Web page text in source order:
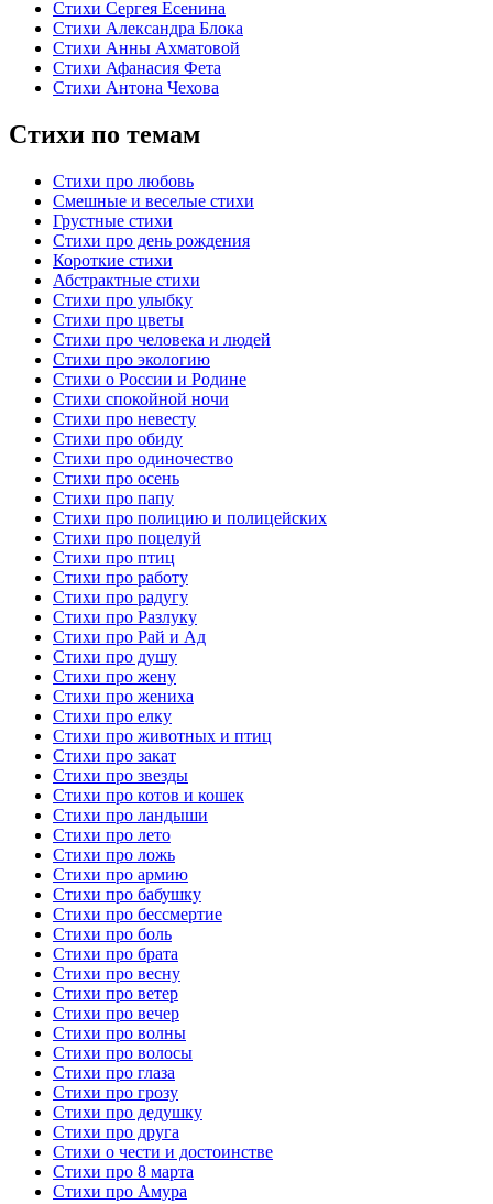
Стихи Сергея Есенина
Стихи Александра Блока
Стихи Анны Ахматовой
Стихи Афанасия Фета
Стихи Антона Чехова
Стихи по темам
Стихи про любовь
Смешные и веселые стихи
Грустные стихи
Стихи про день рождения
Короткие стихи
Абстрактные стихи
Стихи про улыбку
Стихи про цветы
Стихи про человека и людей
Стихи про экологию
Стихи о России и Родине
Стихи спокойной ночи
Стихи про невесту
Стихи про обиду
Стихи про одиночество
Стихи про осень
Стихи про папу
Стихи про полицию и полицейских
Стихи про поцелуй
Стихи про птиц
Стихи про работу
Стихи про радугу
Стихи про Разлуку
Стихи про Рай и Ад
Стихи про душу
Стихи про жену
Стихи про жениха
Стихи про елку
Стихи про животных и птиц
Стихи про закат
Стихи про звезды
Стихи про котов и кошек
Стихи про ландыши
Стихи про лето
Стихи про ложь
Стихи про армию
Стихи про бабушку
Стихи про бессмертие
Стихи про боль
Стихи про брата
Стихи про весну
Стихи про ветер
Стихи про вечер
Стихи про волны
Стихи про волосы
Стихи про глаза
Стихи про грозу
Стихи про дедушку
Стихи про друга
Стихи о чести и достоинстве
Стихи про 8 марта
Стихи про Амура